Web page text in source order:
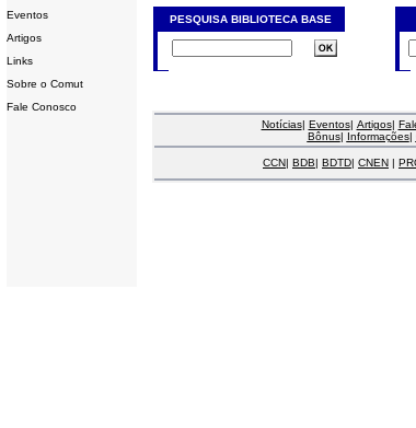
Eventos
Artigos
Links
Sobre o Comut
Fale Conosco
PESQUISA BIBLIOTECA BASE
Notícias| Eventos| Artigos|
Bônus| Informações|
CCN| BDB| BDTD| CNEN |